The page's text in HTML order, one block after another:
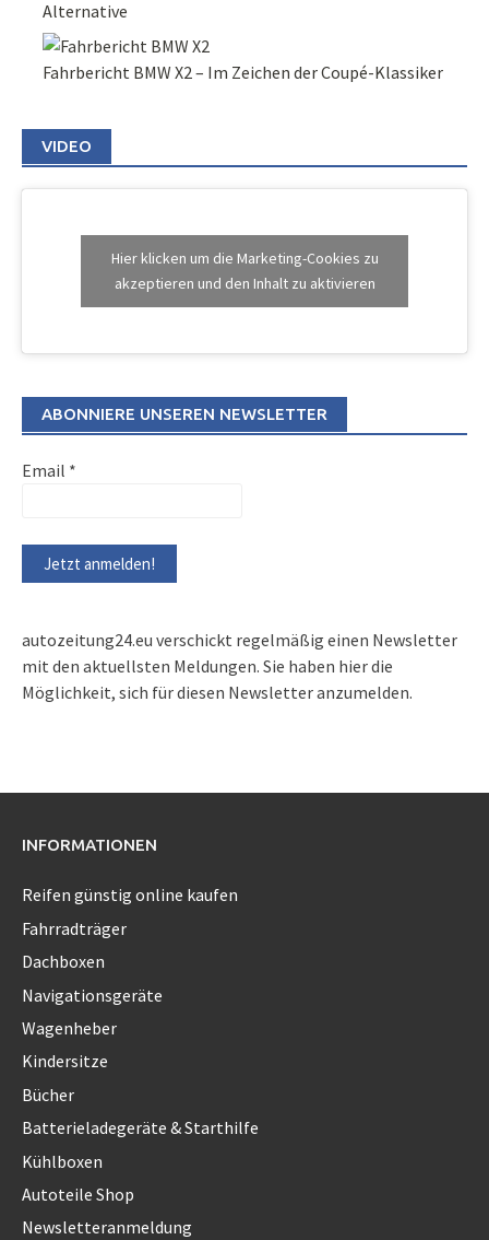
Alternative
Fahrbericht BMW X2 – Im Zeichen der Coupé-Klassiker
VIDEO
Hier klicken um die Marketing-Cookies zu
akzeptieren und den Inhalt zu aktivieren
ABONNIERE UNSEREN NEWSLETTER
Email *
autozeitung24.eu verschickt regelmäßig einen Newsletter
mit den aktuellsten Meldungen. Sie haben hier die
Möglichkeit, sich für diesen Newsletter anzumelden.
INFORMATIONEN
Reifen günstig online kaufen
Fahrradträger
Dachboxen
Navigationsgeräte
Wagenheber
Kindersitze
Bücher
Batterieladegeräte & Starthilfe
Kühlboxen
Autoteile Shop
Newsletteranmeldung